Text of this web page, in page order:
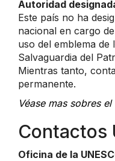
Autoridad
Este país no ha
nacional en cargo
uso del emblema
Salvaguardia del
Mientras tanto,
permanente.
Véase mas sobres el
Contactos
Oficina de la